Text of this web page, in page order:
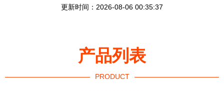
更新时间：2026-08-06 00:35:37
产品列表
PRODUCT